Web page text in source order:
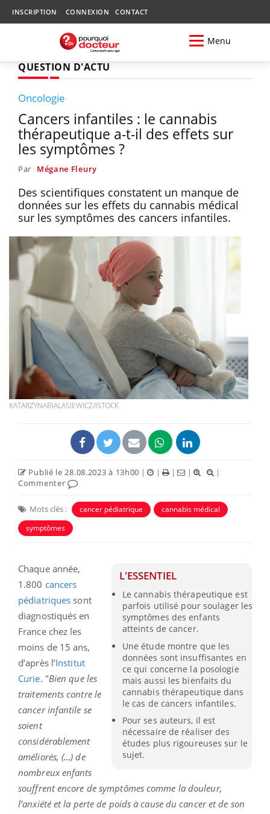
INSCRIPTION CONNEXION CONTACT
Menu
QUESTION D'ACTU
Oncologie
Cancers infantiles : le cannabis
thérapeutique a-t-il des effets sur
les symptômes ?
Par Mégane Fleury
Des scientifiques constatent un manque de
données sur les effets du cannabis médical
sur les symptômes des cancers infantiles.
KATARZYNABIALASIEWICZ/ISTOCK
Publié le 28.08.2023 à 13h00 | | | |
|
Commenter
Mots clés : cancer pédiatrique
cannabis médical
symptômes
L'ESSENTIEL
Le cannabis thérapeutique est
parfois utilisé pour soulager les
symptômes des enfants
atteints de cancer.
Une étude montre que les
données sont insuffisantes en
ce qui concerne la posologie
mais aussi les bienfaits du
cannabis thérapeutique dans
le cas de cancers infantiles.
Pour ses auteurs, il est
nécessaire de réaliser des
études plus rigoureuses sur le
sujet.
Chaque année,
1.800 cancers
pédiatriques sont
diagnostiqués en
France chez les
moins de 15 ans,
d’après l’Institut
Curie. "Bien que les
traitements contre le
cancer infantile se
soient
considérablement
améliorés, (…) de
nombreux enfants
souffrent encore de symptômes comme la douleur,
l’anxiété et la perte de poids à cause du cancer et de son